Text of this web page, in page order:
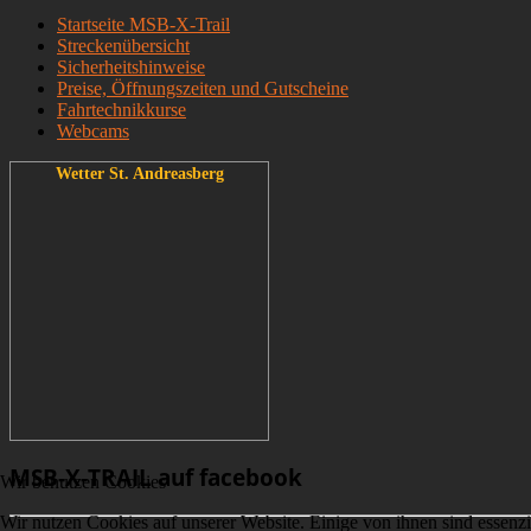
Startseite MSB-X-Trail
Streckenübersicht
Sicherheitshinweise
Preise, Öffnungszeiten und Gutscheine
Fahrtechnikkurse
Webcams
Wetter St. Andreasberg
MSB-X-TRAIL auf facebook
Wir benutzen Cookies
Wir nutzen Cookies auf unserer Website. Einige von ihnen sind